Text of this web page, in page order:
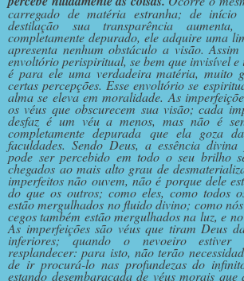
carregado de matéria estranha; de
destilação sua transparência
completamente depurado, ele adquire uma
apresenta nenhum obstáculo a visão.
envoltório perispiritual, se bem que invisível e
é para ele uma verdadeira matéria, muito
certas percepções. Esse envoltório se
alma se eleva em moralidade. As
os véus que obscurecem sua visão; cada
desfaz é um véu a menos, mas não é
completamente depurada que ela goza
faculdades. Sendo Deus, a essência
pode ser percebido em todo o seu brilho
chegados ao mais alto grau de
imperfeitos não ouvem, não é porque dele
do que os outros; como eles, como todos
estão mergulhados no fluido divino; como
cegos também estão mergulhados na luz, e
As imperfeições são véus que tiram Deus
inferiores; quando o nevoeiro estiver
resplandecer: para isto, não terão
de ir procurá-lo nas profundezas do
estando desembaraçada de véus morais que